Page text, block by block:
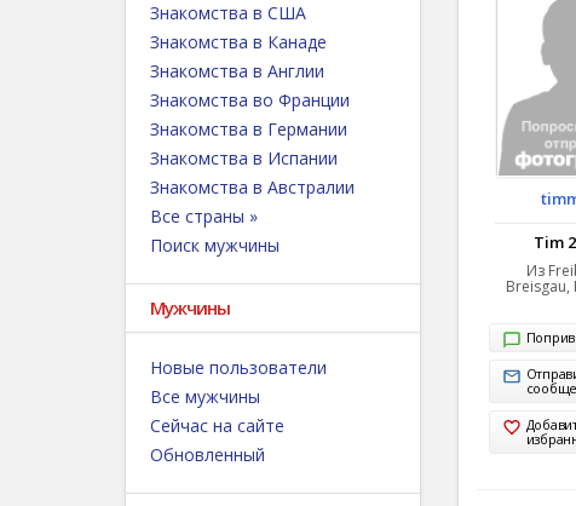
Знакомства в США
Знакомства в Канаде
Знакомства в Англии
Знакомства во Франции
Знакомства в Германии
Знакомства в Испании
Знакомства в Австралии
Все страны »
Поиск мужчины
Мужчины
Новые пользователи
Все мужчины
Сейчас на сайте
Обновленный
Tim
Из